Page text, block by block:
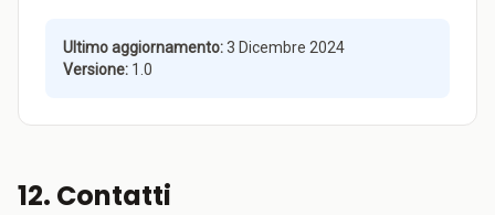
Ultimo aggiornamento:3 Dicembre 2024
Versione: 1.0
12. Contatti